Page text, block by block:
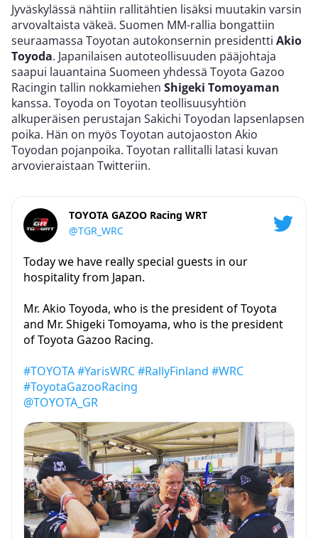
Jyväskylässä nähtiin rallitähtien lisäksi muutakin varsin
arvovaltaista väkeä. Suomen MM-rallia bongattiin
seuraamassa Toyotan autokonsernin presidentti Akio
Toyoda. Japanilaisen autoteollisuuden pääjohtaja
saapui lauantaina Suomeen yhdessä Toyota Gazoo
Racingin tallin nokkamiehen Shigeki Tomoyaman
kanssa. Toyoda on Toyotan teollisuusyhtiön
alkuperäisen perustajan Sakichi Toyodan lapsenlapsen
poika. Hän on myös Toyotan autojaoston Akio
Toyodan pojanpoika. Toyotan rallitalli latasi kuvan
arvovieraistaan Twitteriin.
TOYOTA GAZOO Racing WRT
@TGR_WRC
Today we have really special guests in our
hospitality from Japan.
Mr. Akio Toyoda, who is the president of Toyota
and Mr. Shigeki Tomoyama, who is the president
of Toyota Gazoo Racing.
#TOYOTA#YarisWRC#RallyFinland #WRC
#ToyotaGazooRacing
@TOYOTA_GR